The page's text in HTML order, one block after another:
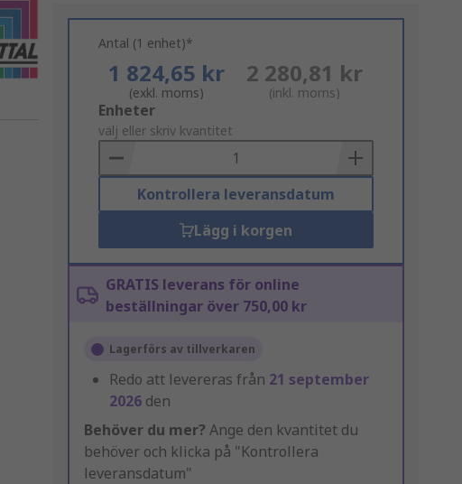
Antal (1 enhet)*
1 824,65 kr
(exkl. moms)
2 280,81 kr
(inkl. moms)
Add
to
Basket
Enheter
välj eller skriv kvantitet
Kontrollera leveransdatum
Lägg i korgen
GRATIS leverans för online
beställningar över 750,00 kr
Lagerförs av tillverkaren
Redo att levereras från 21 september
2026 den
Behöver du mer? Ange den kvantitet du
behöver och klicka på "Kontrollera
leveransdatum"